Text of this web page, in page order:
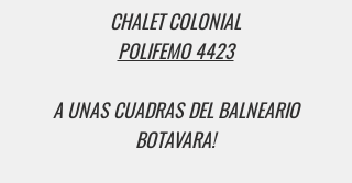
CHALET COLONIAL
POLIFEMO 4423
A UNAS CUADRAS DEL BALNEARIO
BOTAVARA!